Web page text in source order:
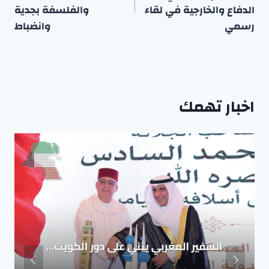
الدفاع والخارجية في لقاء
رسمي
والفلسفة بجدية
وانضباط
اخبار تهمك